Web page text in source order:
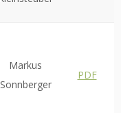
Markus
Sonnberger
PDF